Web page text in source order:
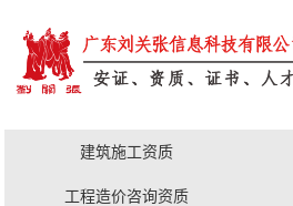
科创政策
建筑施工资质
工程造价咨询资质